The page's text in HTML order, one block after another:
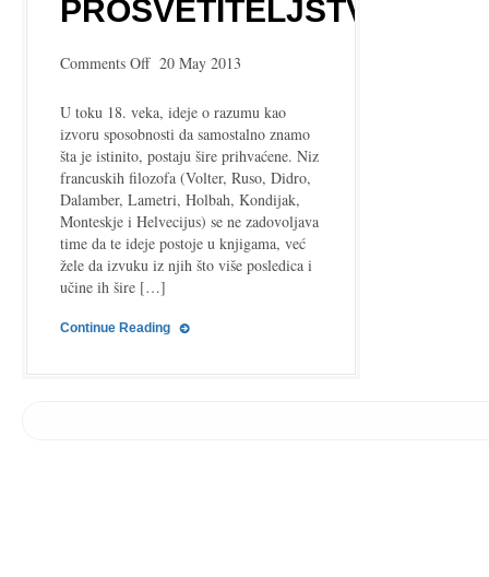
PROSVETITELJSTVO
Comments Offon20 May 2013
U toku 18. veka, ideje o razumu kao
izvoru sposobnosti da samostalno znamo
šta je istinito, postaju šire prihvaćene. Niz
francuskih filozofa (Volter, Ruso, Didro,
Dalamber, Lametri, Holbah, Kondijak,
Monteskje i Helvecijus) se ne zadovoljava
time da te ideje postoje u knjigama, već
žele da izvuku iz njih što više posledica i
učine ih šire […]
Continue Reading